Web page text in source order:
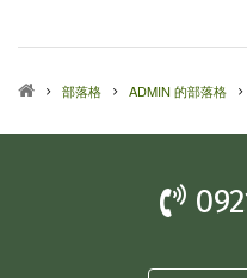
部落格 ADMIN 的部落格